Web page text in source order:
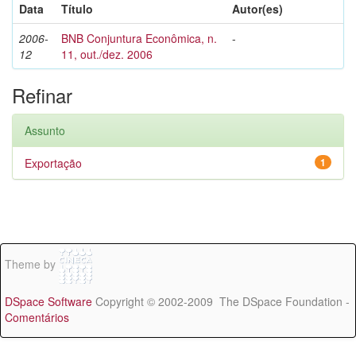
Data
Título
Autor(es)
2006-
12
BNB Conjuntura Econômica, n.
11, out./dez. 2006
-
Refinar
Assunto
1
Exportação
Theme by
DSpace Software Copyright © 2002-2009 The DSpace Foundation -
Comentários